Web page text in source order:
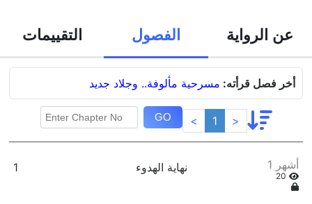
عن الرواية الفصول التقييمات
أخر فصل قرأته: مسرحية مألوفة.. وجلاد جديد
GO < 1 >
1 نهاية الهدوء 1 أشهر
20